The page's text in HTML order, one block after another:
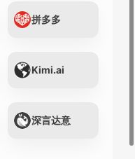
拼多多
Kimi.ai
深言达意